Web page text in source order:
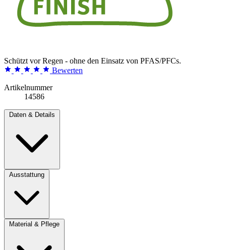
Schützt vor Regen - ohne den Einsatz von PFAS/PFCs.
Bewerten
Artikelnummer
14586
Daten & Details
Ausstattung
Material & Pflege